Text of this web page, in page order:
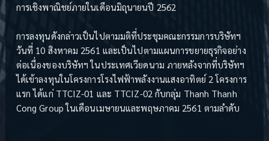
การเชิงพาณิชย์ภายในเดือนมิถุนายนปี 2562
การลงทุนดังกล่าวเป็นไปตามมติที่ประชุมคณะกรรมการบริษัทฯ
วันที่ 10 สิงหาคม 2561 และเป็นไปตามแผนการขยายธุรกิจอย่าง
ต่อเนื่องของบริษัทฯ ในประเทศเวียดนาม ภายหลังจากที่บริษัทฯ
ได้เข้าลงทุนในโครงการโรงไฟฟ้าพลังงานแสงอาทิตย์ 2 โครงการ
แรก ได้แก่ TTCIZ-01 และ TTCIZ-02 กับกลุ่ม Thanh Thanh
Cong Group ในเดือนเมษายนและพฤษภาคม 2561 ตามลำดับ